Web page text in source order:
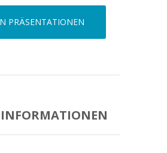
PRÄSENTATIONEN
INFORMATIONEN